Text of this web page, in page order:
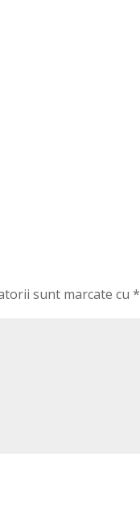
sunt marcate cu*